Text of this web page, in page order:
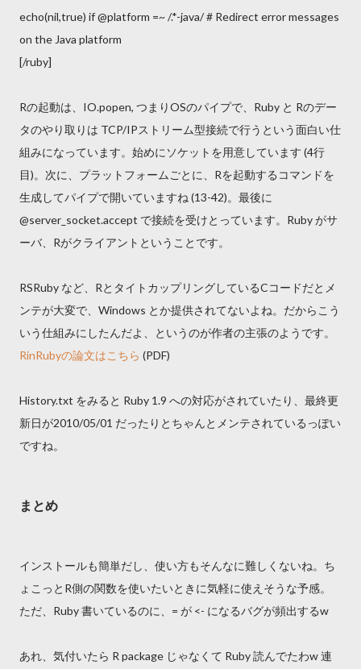
echo(nil,true) if @platform =~ /.*-java/ # Redirect error messages
on the Java platform
[/ruby]
Rの起動は、IO.popen, つまりOSのパイプで、Ruby と Rのデー
タのやり取りは TCP/IPストリーム型接続で行うという面白い仕
組みになっています。始めにソケットを用意しています (4行
目)。次に、プラットフォームごとに、Rを起動するコマンドを
生成してパイプで開いていますね (13-42)。最後に
@server_socket.accept で接続を受けとっています。Ruby がサ
ーバ、Rがクライアントということです。
RSRuby など、RとタイトカップリングしているCコードだとメ
ンテが大変で、Windows とか提供されてないよね。だからこう
いう仕組みにしたんだよ、というのが作者の主張のようです。
RinRubyの論文はこちら (PDF)
History.txt をみると Ruby 1.9 への対応がされていたり、最終更
新日が2010/05/01 だったりとちゃんとメンテされているっぽい
ですね。
まとめ
インストールも簡単だし、使い方もそんなに難しくないね。ち
ょこっとR側の関数を使いたいときに気軽に使えそうな予感。
ただ、Ruby 書いているのに、= が <- になるバグが頻出するw
あれ、気付いたら R package じゃなくて Ruby 読んでたわw 連